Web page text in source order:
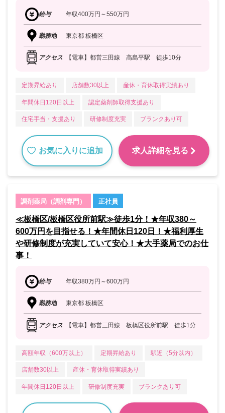
給与 年収400万円～550万円
勤務地 東京都 板橋区
アクセス 【電車】都営三田線 高島平駅 徒歩10分
定期昇給あり 店舗数30以上 産休・育休取得実績あり
年間休日120日以上 認定薬剤師取得支援あり
住宅手当・支援あり 研修制度充実 ブランクあり可
お気に入りに追加 求人詳細を見る
調剤薬局（調剤専門） 正社員
≪板橋区/板橋区役所前駅≫徒歩1分！★年収380～
600万円を目指せる！★年間休日120日！★福利厚生
や研修制度が充実していて安心！★大手薬局でのお仕
事！
給与 年収380万円～600万円
勤務地 東京都 板橋区
アクセス 【電車】都営三田線 板橋区役所前駅 徒歩1分
高額年収（600万以上） 定期昇給あり 駅近（5分以内）
店舗数30以上 産休・育休取得実績あり
年間休日120日以上 研修制度充実 ブランクあり可